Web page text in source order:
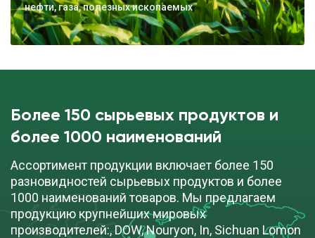
нефти, газа, полезных ископаемых
Более 150 сырьевых продуктов и
более 1000 наименований
Ассортимент продукции включает более 150
разновидностей сырьевых продуктов и более
1000 наименований товаров. Мы предлагаем
продукцию крупнейших мировых
производителей:, DOW, Nouryon, In, Sichuan Lomon